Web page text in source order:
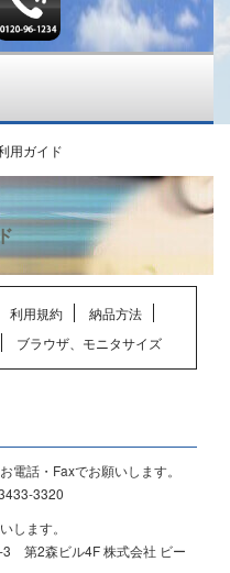
用ガイド
利用規約
納品方法
ブラウザ、モニタサイズ
電話・Faxでお願いします。
3320
します。
第2森ビル4F 株式会社 ビー